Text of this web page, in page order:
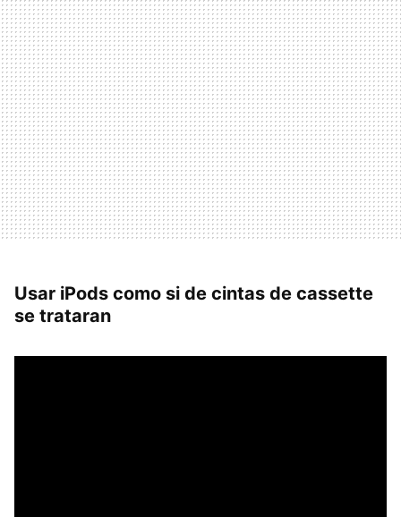
Usar iPods como si de cintas de cassette
se trataran